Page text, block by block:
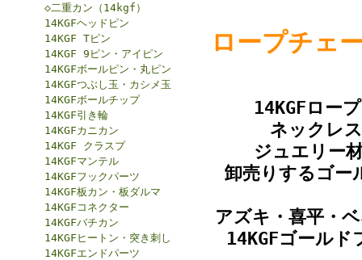
◇二重カン（14kgf）
14KGFヘッドピン
14KGF Tピン
14KGF 9ピン・アイピン
14KGFボールピン・丸ピン
14KGFつぶし玉・カシメ玉
14KGFボールチップ
14KGF引き輪
14KGFカニカン
14KGF クラスプ
14KGFマンテル
14KGFフックパーツ
14KGF板カン・板ダルマ
14KGFコネクター
14KGFバチカン
14KGFヒートン・突き刺し
14KGFエンドパーツ
ロープチェ
14KGFロー
ネックレ
ジュエリー
卸売りするゴー
アズキ・喜平・
14KGFゴール